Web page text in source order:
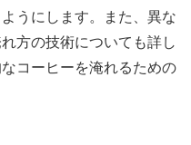
うにします。また、異な
方の技術についても詳し
コーヒーを淹れるための